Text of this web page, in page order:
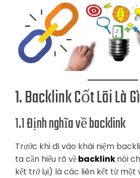
1. Backlink Cốt Lõi Là
1.1 Định nghĩa về backlink
Trước khi đi vào khái niệm
ta cần hiểu rõ vềbacklinknói
kết trở lại) là các liên kết từ